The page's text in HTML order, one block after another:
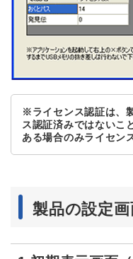
※ライセンス認証は、
ス認証済みではないこ
ある場合のみライセン
製品の設定画